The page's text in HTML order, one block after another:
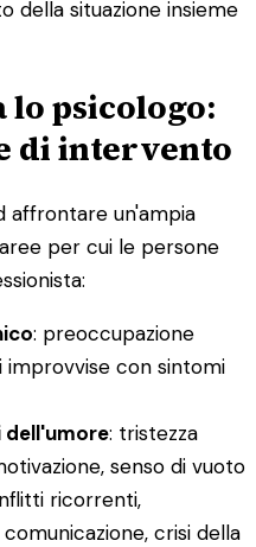
della situazione insieme
lo psicologo:
di intervento
affrontare un'ampia
per cui le persone
: preoccupazione
improvvise con sintomi
dell'umore: tristezza
senso di vuoto
ricorrenti,
crisi della